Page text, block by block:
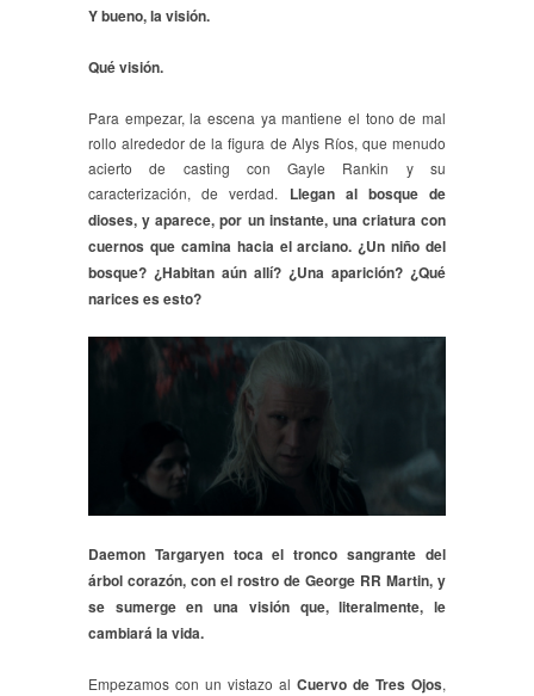
Y bueno, la visión.
Qué visión.
Para empezar, la escena ya mantiene el tono de mal
rollo alrededor de la figura de Alys Ríos, que menudo
acierto de casting con Gayle Rankin y su
caracterización, de verdad. Llegan al bosque de
dioses, y aparece, por un instante, una criatura con
cuernos que camina hacia el arciano. ¿Un niño del
bosque? ¿Habitan aún allí? ¿Una aparición? ¿Qué
narices es esto?
Daemon Targaryen toca el tronco sangrante del
árbol corazón, con el rostro de George RR Martin, y
se sumerge en una visión que, literalmente, le
cambiará la vida.
Empezamos con un vistazo al Cuervo de Tres Ojos,